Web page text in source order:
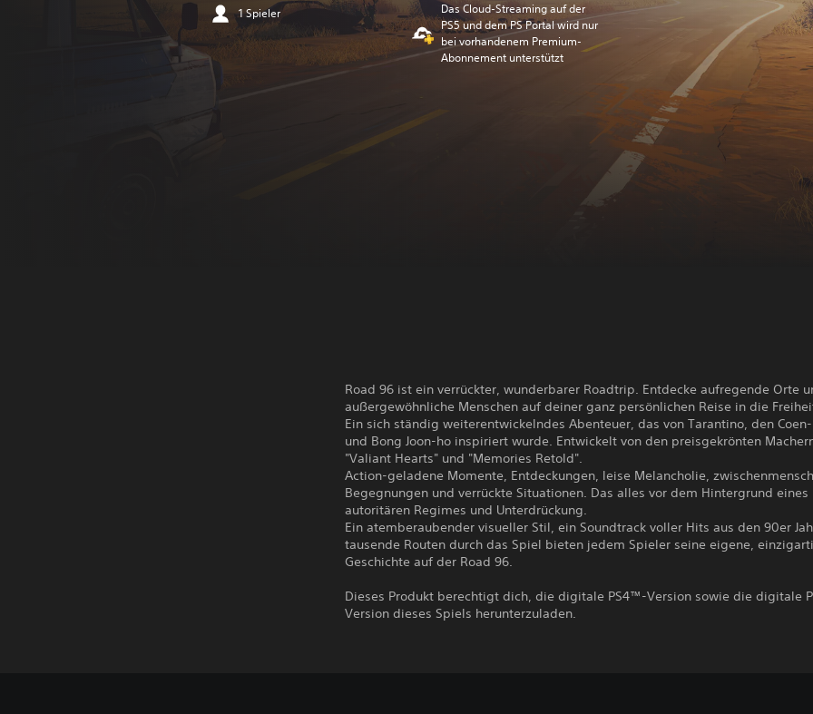
1 Spieler
Das Cloud-Streaming auf der
PS5 und dem PS Portal wird nur
bei vorhandenem Premium-
Abonnement unterstützt
Road 96 ist ein verrückter, wunderbarer Roadtrip. Entdecke aufregende Orte
außergewöhnliche Menschen auf deiner ganz persönlichen Reise in die
Ein sich ständig weiterentwickelndes Abenteuer, das von Tarantino, den
und Bong Joon-ho inspiriert wurde. Entwickelt von den preisgekrönten
"Valiant Hearts" und "Memories Retold".
Action-geladene Momente, Entdeckungen, leise Melancholie,
Begegnungen und verrückte Situationen. Das alles vor dem Hintergrund eines
autoritären Regimes und Unterdrückung.
Ein atemberaubender visueller Stil, ein Soundtrack voller Hits aus den 90er
tausende Routen durch das Spiel bieten jedem Spieler seine eigene,
Geschichte auf der Road 96.
Dieses Produkt berechtigt dich, die digitale PS4™-Version sowie die digitale
Version dieses Spiels herunterzuladen.